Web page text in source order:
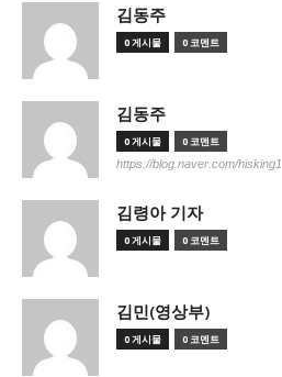
김동주
0 게시물 0 코멘트
김동주
0 게시물 0 코멘트
https://blog.naver.com/hisking1
김령아 기자
0 게시물 0 코멘트
김민(영상부)
0 게시물 0 코멘트